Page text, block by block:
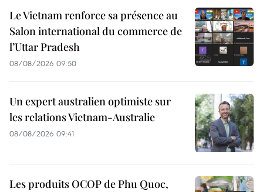
Le Vietnam renforce sa présence au
Salon international du commerce de
l’Uttar Pradesh
08/08/2026 09:50
Un expert australien optimiste sur
les relations Vietnam-Australie
08/08/2026 09:41
Les produits OCOP de Phu Quoc,